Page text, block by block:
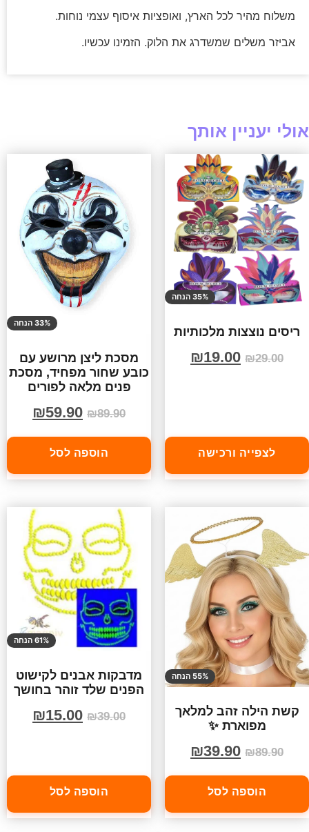
משלוח מהיר לכל הארץ, ואופציות איסוף עצמי נוחות.
אביזר משלים שמשדרג את הלוק. הזמינו עכשיו.
אולי יעניין אותך
35% הנחה
ריסים נוצצות מלכותיות
₪29.00
₪19.00
לצפייה ורכישה
33% הנחה
מסכת ליצן מרושע עם
כובע שחור מפחיד, מסכת
פנים מלאה לפורים
₪89.90
₪59.90
הוספה לסל
55% הנחה
קשת הילה זהב למלאך
מפוארת ✨
₪89.90
₪39.90
הוספה לסל
61% הנחה
מדבקות אבנים לקישוט
הפנים שלד זוהר בחושך
₪39.00
₪15.00
הוספה לסל